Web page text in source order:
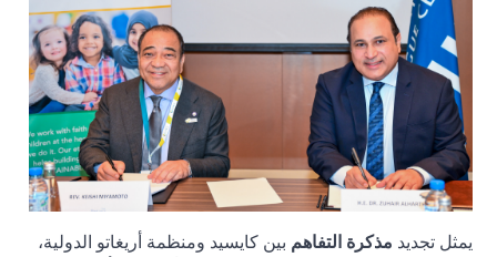
يمثل تجديد مذكرة التفاهم بين كايسيد ومنظمة أريغاتو الدولية،